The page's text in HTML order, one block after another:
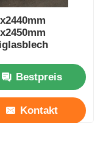
Bestpreis
Kontakt